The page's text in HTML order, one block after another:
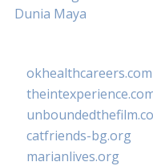
Dunia Maya
okhealthcareers.com
catfriends-bg.org
marianlives.org